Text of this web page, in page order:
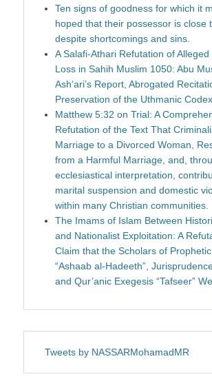
Ten signs of goodness for which it
hoped that their possessor is close
despite shortcomings and sins.
A Salafi-Athari Refutation of Alleged
Loss in Sahih Muslim 1050: Abu
Ash‘ari’s Report, Abrogated
Preservation of the Uthmanic Codex
Matthew 5:32 on Trial: A
Refutation of the Text That
Marriage to a Divorced Woman,
from a Harmful Marriage, and,
ecclesiastical interpretation,
marital suspension and domestic
within many Christian communities.
The Imams of Islam Between
and Nationalist Exploitation: A
Claim that the Scholars of
“Ashaab al-Hadeeth”, Jurisprudence
and Qur’anic Exegesis “Tafseer”
Tweets by NASSARMohamadMR